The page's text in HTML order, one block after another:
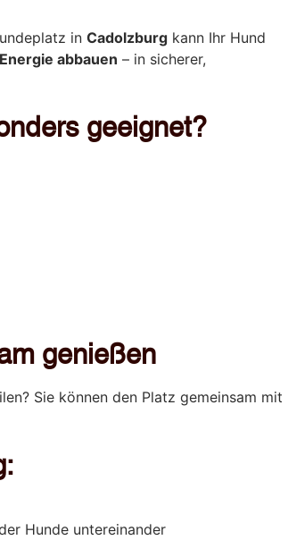
inCadolzburg kann Ihr Hund
abbauen – in sicherer,
geeignet?
genießen
Sie können den Platz gemeinsam mit
Hunde untereinander